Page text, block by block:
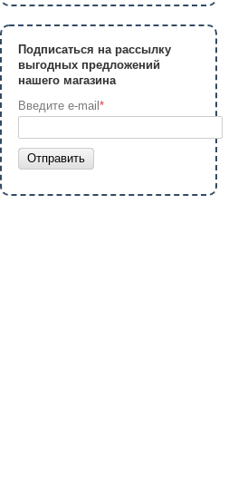
Подписаться на рассылку
выгодных предложений
нашего магазина
Введите e-mail *
Отправить